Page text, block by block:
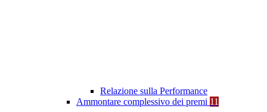
Relazione sulla Performance
Ammontare complessivo dei premi 11